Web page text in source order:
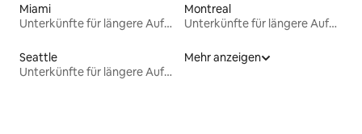
Miami
Unterkünfte für längere Aufenthalte
Montreal
Unterkünfte für längere Aufenthalte
Seattle
Unterkünfte für längere Aufenthalte
Mehr anzeigen